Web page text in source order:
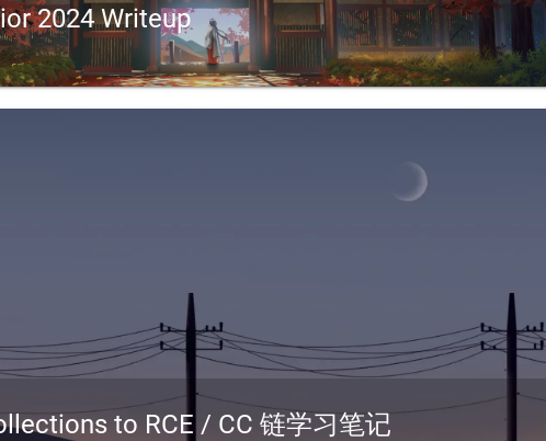
2024 Writeup
to RCE / CC 链学习笔记